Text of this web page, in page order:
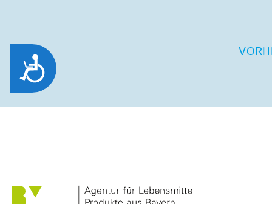
Zug&auml;nglichkeit